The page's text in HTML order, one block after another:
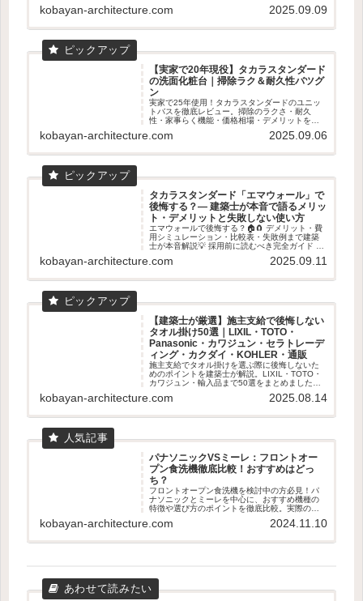
kobayan-architecture.com 2025.09.09
【実家で20年現役】タカラスタンダード
の洗面化粧台｜掃除ラク＆耐久性バツグ
ン
実家で25年使用！タカラスタンダードのユニッ
トバスを徹底レビュー。掃除のラクさ・耐久
性・家事らく機能・価格相場・デメリットを数
kobayan-architecture.com 2025.09.06
タカラスタンダード「エマウォール」で
後悔する？― 建築士が本音で語るメリッ
ト・デメリットと失敗しない使い方
エマウォールで後悔する？🏠🧲 デメリット・費
用シミュレーション・比較表・失敗例まで建築
士が本音解説💡 採用前に読むべき完全ガイド 👓
kobayan-architecture.com 2025.09.11
【建築士が厳選】施主支給で後悔しない
タオル掛け50選｜LIXIL・TOTO・
Panasonic・カワジュン・セラトレーデ
ィング・カクダイ・KOHLER・通販
施主支給でタオル掛けを選ぶ際に後悔しないた
めのポイントを建築士が解説。LIXIL・TOTO・
カワジュン・輸入品まで50選をまとめました。
kobayan-architecture.com 2025.08.14
パナソニックVSミーレ：フロントオー
プン食洗機徹底比較！おすすめはどっ
ち？
フロントオープン食洗機を検討中の方必見！パ
ナソニックとミーレを中心に、おすすめ機種の
特徴や選び方のポイントを徹底比較。実際のユ
びをサポートします。容量、乾燥機能、使いや
kobayan-architecture.com 2024.11.10